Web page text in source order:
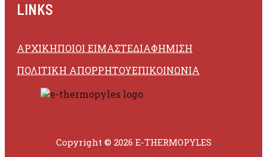
LINKS
ΑΡΧΙΚΗΠΟΙΟΙ ΕΙΜΑΣΤΕΔΙΑΦΗΜΙΣΗ
ΠΟΛΙΤΙΚΗ ΑΠΟΡΡΗΤΟΥΕΠΙΚΟΙΝΩΝΙΑ
Copyright © 2026 E-THERMOPYLES